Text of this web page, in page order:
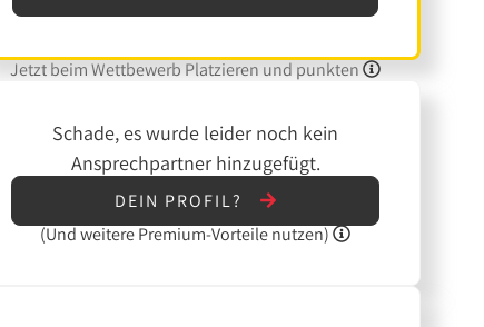
Jetzt beim Wettbewerb Platzieren und punkten
Schade, es wurde leider noch kein
Ansprechpartner hinzugefügt.
DEIN PROFIL?
(UndweiterePremium-Vorteile nutzen)